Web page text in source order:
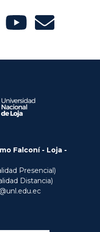
Falconí - Loja -
Presencial)
Distancia)